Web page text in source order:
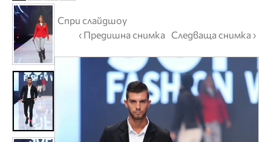
Спри слайдшоу
‹ Предишна снимка Следваща снимка ›